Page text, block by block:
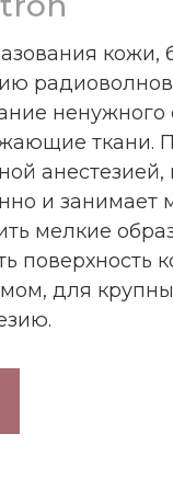
кожи,
ненужного
ткани.
анестезией,
и занимает
мелкие
поверхность
для